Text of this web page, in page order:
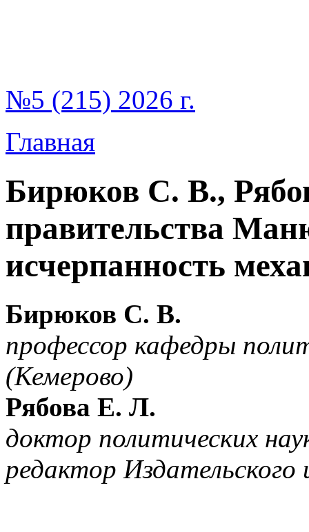
№5 (215) 2026 г.
Главная
Бирюков С. В.,
правительства
исчерпанность
Бирюков С. В.
профессор кафедры
(Кемерово)
Рябова Е. Л.
доктор политических
редактор